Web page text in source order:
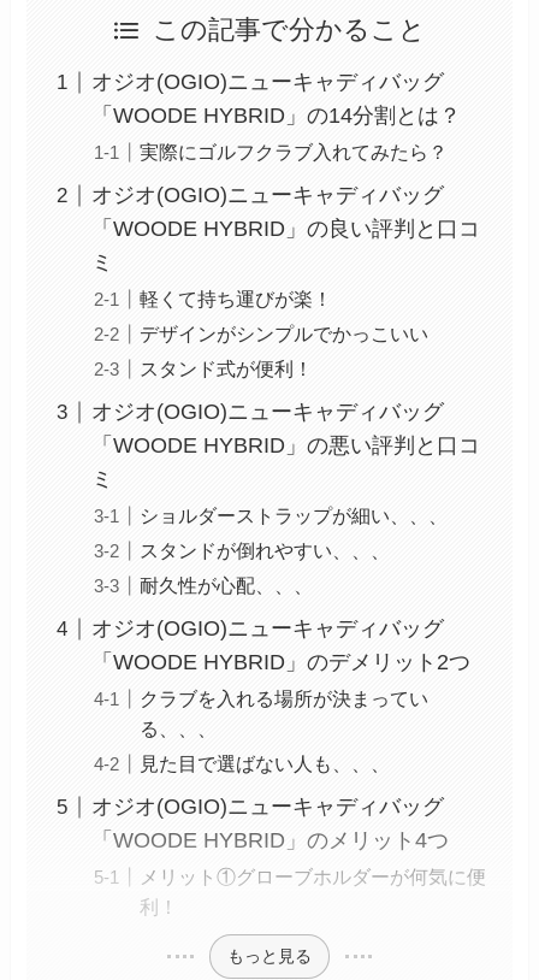
この記事で分かること
オジオ(OGIO)ニューキャディバッグ
「WOODE HYBRID」の14分割とは？
実際にゴルフクラブ入れてみたら？
オジオ(OGIO)ニューキャディバッグ
「WOODE HYBRID」の良い評判と口コ
ミ
軽くて持ち運びが楽！
デザインがシンプルでかっこいい
スタンド式が便利！
オジオ(OGIO)ニューキャディバッグ
「WOODE HYBRID」の悪い評判と口コ
ミ
ショルダーストラップが細い、、、
スタンドが倒れやすい、、、
耐久性が心配、、、
オジオ(OGIO)ニューキャディバッグ
「WOODE HYBRID」のデメリット2つ
クラブを入れる場所が決まってい
る、、、
見た目で選ばない人も、、、
オジオ(OGIO)ニューキャディバッグ
「WOODE HYBRID」のメリット4つ
メリット①グローブホルダーが何気に便
利！
もっと見る